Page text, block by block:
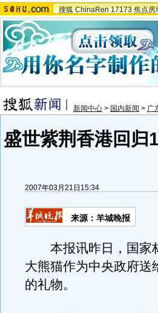
搜狐 ChinaRen 17173 焦点房
新闻中心 > 国内新闻 > 广
盛世紫荆香港回归
2007年03月21日15:34
来源：羊城晚报
本报讯昨日，国家
大熊猫作为中央政府送
的礼物。